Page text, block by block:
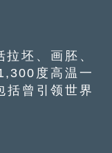
坯、画胚、
度高温一
括曾引领世界